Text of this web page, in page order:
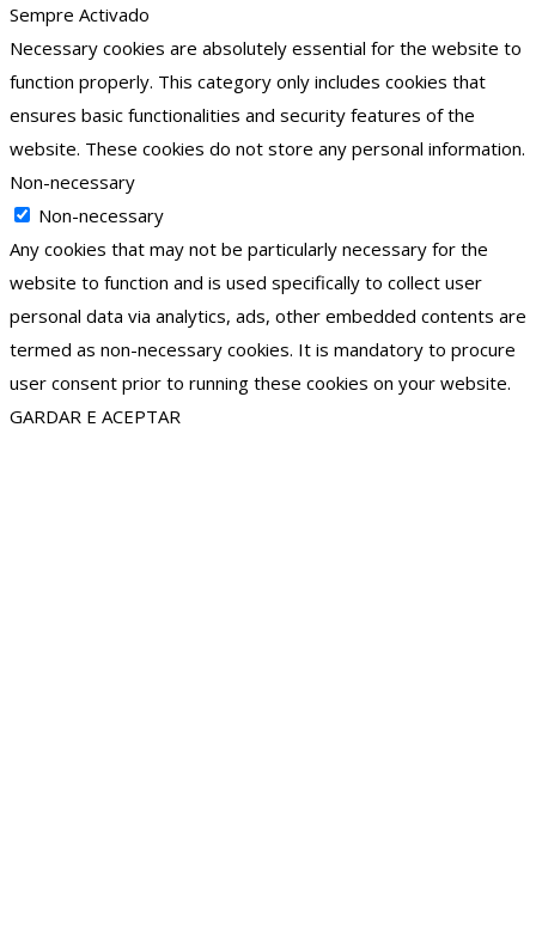
Sempre Activado
Necessary cookies are absolutely essential for the website to
function properly. This category only includes cookies that
ensures basic functionalities and security features of the
website. These cookies do not store any personal information.
Non-necessary
Non-necessary
Any cookies that may not be particularly necessary for the
website to function and is used specifically to collect user
personal data via analytics, ads, other embedded contents are
termed as non-necessary cookies. It is mandatory to procure
user consent prior to running these cookies on your website.
GARDAR E ACEPTAR